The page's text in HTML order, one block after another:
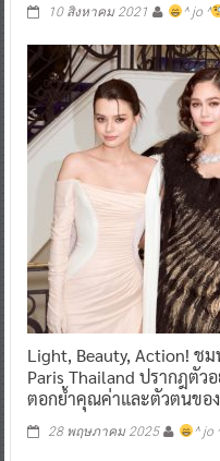
10 สิงหาคม 2021 ^ jo ^
Light, Beauty, Action! ช
Paris Thailand ปรากฎตัว
ตอกย้ำคุณค่าและตัวตนขอ
28 พฤษภาคม 2025 ^ jo